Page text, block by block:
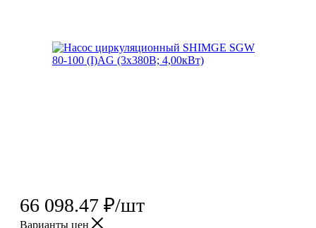
66 098.47 ₽/шт
Варианты цен